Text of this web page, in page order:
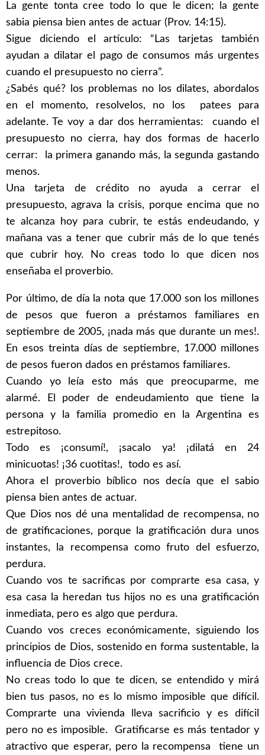
La gente tonta cree todo lo que le dicen; la gente
sabia piensa bien antes de actuar (Prov. 14:15).
Sigue diciendo el artículo: “Las tarjetas también
ayudan a dilatar el pago de consumos más urgentes
cuando el presupuesto no cierra”.
¿Sabés qué? los problemas no los dilates, abordalos
en el momento, resolvelos, no los patees para
adelante. Te voy a dar dos herramientas: cuando el
presupuesto no cierra, hay dos formas de hacerlo
cerrar: la primera ganando más, la segunda gastando
menos.
Una tarjeta de crédito no ayuda a cerrar el
presupuesto, agrava la crisis, porque encima que no
te alcanza hoy para cubrir, te estás endeudando, y
mañana vas a tener que cubrir más de lo que tenés
que cubrir hoy. No creas todo lo que dicen nos
enseñaba el proverbio.
Por último, de día la nota que 17.000 son los millones
de pesos que fueron a préstamos familiares en
septiembre de 2005, ¡nada más que durante un mes!.
En esos treinta días de septiembre, 17.000 millones
de pesos fueron dados en préstamos familiares.
Cuando yo leía esto más que preocuparme, me
alarmé. El poder de endeudamiento que tiene la
persona y la familia promedio en la Argentina es
estrepitoso.
Todo es ¡consumí!, ¡sacalo ya! ¡dilatá en 24
minicuotas! ¡36 cuotitas!, todo es así.
Ahora el proverbio bíblico nos decía que el sabio
piensa bien antes de actuar.
Que Dios nos dé una mentalidad de recompensa, no
de gratificaciones, porque la gratificación dura unos
instantes, la recompensa como fruto del esfuerzo,
perdura.
Cuando vos te sacrificas por comprarte esa casa, y
esa casa la heredan tus hijos no es una gratificación
inmediata, pero es algo que perdura.
Cuando vos creces económicamente, siguiendo los
principios de Dios, sostenido en forma sustentable, la
influencia de Dios crece.
No creas todo lo que te dicen, se entendido y mirá
bien tus pasos, no es lo mismo imposible que difícil.
Comprarte una vivienda lleva sacrificio y es difícil
pero no es imposible. Gratificarse es más tentador y
atractivo que esperar, pero la recompensa tiene un